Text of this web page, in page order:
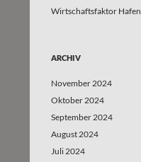
Wirtschaftsfaktor Hafen
ARCHIV
November 2024
Oktober 2024
September 2024
August 2024
Juli 2024